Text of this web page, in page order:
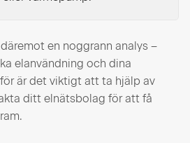
en noggrann analys –
elanvändning och dina
är det viktigt att ta hjälp av
ditt elnätsbolag för att få